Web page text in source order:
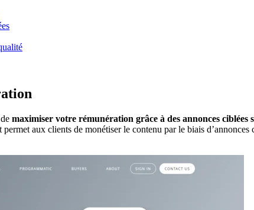
maximiser votre rémunération grâce à des annonces ciblées
aux clients de monétiser le contenu par le biais d’annonces